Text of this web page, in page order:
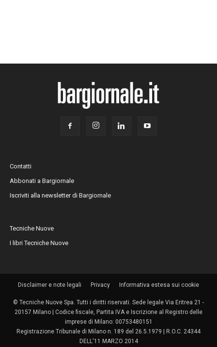
Contatti
Abbonati a Bargiornale
Iscriviti alla newsletter di Bargiornale
Tecniche Nuove
I libri Tecniche Nuove
Disclaimer e note legali Privacy Informativa estesa sui cookie
© Tecniche Nuove Spa. Tutti i diritti riservati. Sede legale Via Eritrea 21 -
20157 Milano | Codice fiscale, Partita IVA e Iscrizione al Registro delle
imprese di Milano: 00753480151
Registrazione Tribunale di Milano n. 189 del 26.5.1979 | R.O.C. 24344
DELL'11 MARZO 2014